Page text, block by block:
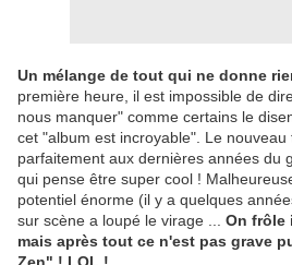
Un mélange de tout qui ne donne
première heure, il est impossible de
nous manquer" comme certains le
cet "album est incroyable". Le
parfaitement aux dernières années du
qui pense être super cool !
potentiel énorme (il y a quelques
sur scène a loupé le virage ... On frôle
mais après tout ce n'est pas grave